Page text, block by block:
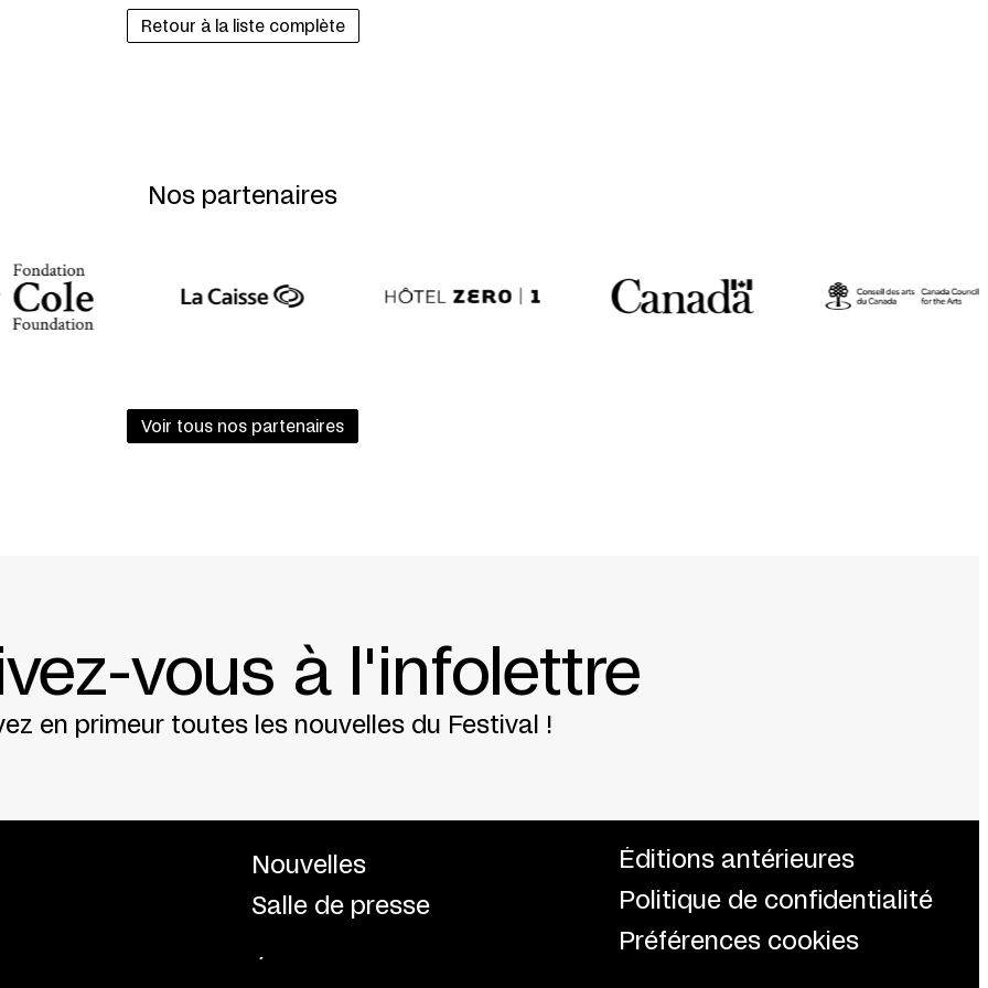
Retour à la liste complète
Nos partenaires
Voir tous nos partenaires
vous à l'infolettre
en primeur toutes les nouvelles du Festival !
Nouvelles
Salle de presse
Éditions antérieures
Politique de confidentialité
Préférences cookies